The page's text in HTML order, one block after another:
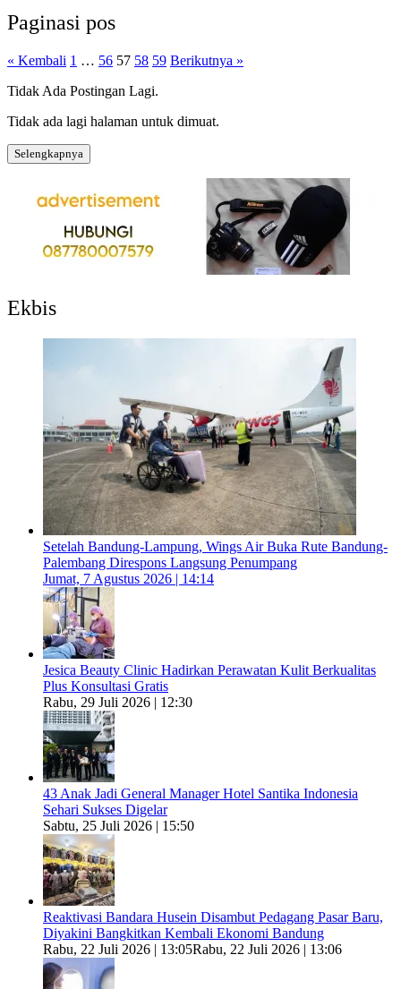
Paginasi pos
« Kembali 1 … 56 57 58 59 Berikutnya »
Tidak Ada Postingan Lagi.
Tidak ada lagi halaman untuk dimuat.
Selengkapnya
Ekbis
Setelah Bandung-Lampung, Wings Air Buka Rute Bandung-
Palembang Direspons Langsung Penumpang
Jumat, 7 Agustus 2026 | 14:14
Jesica Beauty Clinic Hadirkan Perawatan Kulit Berkualitas
Plus Konsultasi Gratis
Rabu, 29 Juli 2026 | 12:30
43 Anak Jadi General Manager Hotel Santika Indonesia
Sehari Sukses Digelar
Sabtu, 25 Juli 2026 | 15:50
Reaktivasi Bandara Husein Disambut Pedagang Pasar Baru,
Diyakini Bangkitkan Kembali Ekonomi Bandung
Rabu, 22 Juli 2026 | 13:05Rabu, 22 Juli 2026 | 13:06